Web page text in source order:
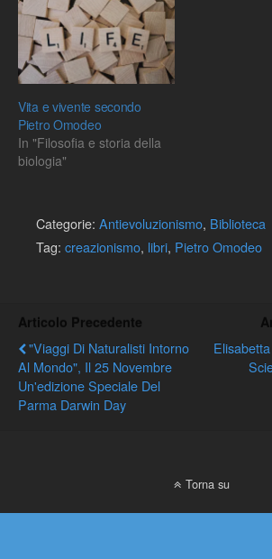
Vita e vivente secondo
Pietro Omodeo
In "Filosofia e storia della
biologia"
Categorie: Antievoluzionismo, Biblioteca
Tag: creazionismo, libri, Pietro Omodeo
Articolo Precedente
"Viaggi Di Naturalisti Intorno
Al Mondo", Il 25 Novembre
Un'edizione Speciale Del
Parma Darwin Day
Torna su